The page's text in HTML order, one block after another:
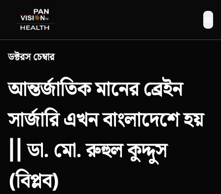
ডক্টরস চেম্বার
আন্তর্জাতিক মানের ব্রেইন
সার্জারি এখন বাংলাদেশে হয়
|| ডা. মো. রুহুল কুদ্দুস
(বিপ্লব)